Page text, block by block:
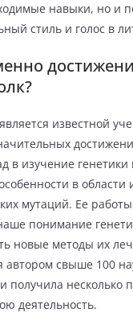
навыки, но и
стиль и голос в
известной
в изучение генетики
в области
мутаций. Ее
понимание
новые методы их
автором свыше 100
получила несколько
деятельность.